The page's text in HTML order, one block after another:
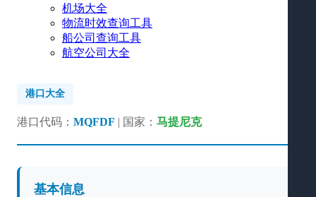
机场大全
物流时效查询工具
船公司查询工具
航空公司大全
港口大全
港口代码： MQFDF | 国家： 马提尼克
基本信息